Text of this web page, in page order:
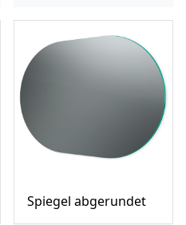
Spiegel abgerundet